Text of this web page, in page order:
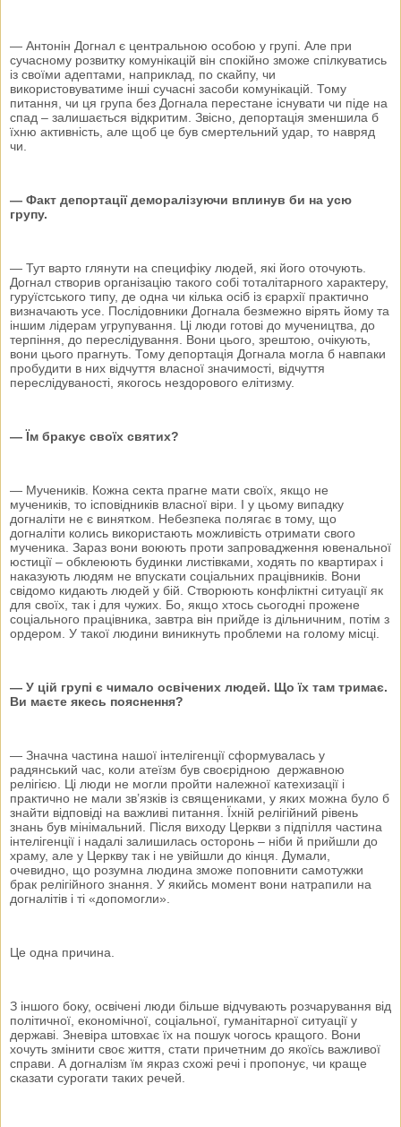
— Антонін Догнал є центральною особою у групі. Але при
сучасному розвитку комунікацій він спокійно зможе спілкуватись
із своїми адептами, наприклад, по скайпу, чи
використовуватиме інші сучасні засоби комунікацій. Тому
питання, чи ця група без Догнала перестане існувати чи піде на
спад – залишається відкритим. Звісно, депортація зменшила б
їхню активність, але щоб це був смертельний удар, то навряд
чи.
— Факт депортації деморалізуючи вплинув би на усю
групу.
— Тут варто глянути на специфіку людей, які його оточують.
Догнал створив організацію такого собі тоталітарного характеру,
гуруїстського типу, де одна чи кілька осіб із єрархії практично
визначають усе. Послідовники Догнала безмежно вірять йому та
іншим лідерам угрупування. Ці люди готові до мучеництва, до
терпіння, до переслідування. Вони цього, зрештою, очікують,
вони цього прагнуть. Тому депортація Догнала могла б навпаки
пробудити в них відчуття власної значимості, відчуття
переслідуваності, якогось нездорового елітизму.
— Їм бракує своїх святих?
— Мучеників. Кожна секта прагне мати своїх, якщо не
мучеників, то ісповідників власної віри. І у цьому випадку
догналіти не є винятком. Небезпека полягає в тому, що
догналіти колись використають можливість отримати свого
мученика. Зараз вони воюють проти запровадження ювенальної
юстиції – обклеюють будинки листівками, ходять по квартирах і
наказують людям не впускати соціальних працівників. Вони
свідомо кидають людей у бій. Створюють конфліктні ситуації як
для своїх, так і для чужих. Бо, якщо хтось сьогодні прожене
соціального працівника, завтра він прийде із дільничним, потім з
ордером. У такої людини виникнуть проблеми на голому місці.
— У цій групі є чимало освічених людей. Що їх там тримає.
Ви маєте якесь пояснення?
— Значна частина нашої інтелігенції сформувалась у
радянський час, коли атеїзм був своєрідною державною
релігією. Ці люди не могли пройти належної катехизації і
практично не мали зв’язків із священиками, у яких можна було б
знайти відповіді на важливі питання. Їхній релігійний рівень
знань був мінімальний. Після виходу Церкви з підпілля частина
інтелігенції і надалі залишилась осторонь – ніби й прийшли до
храму, але у Церкву так і не увійшли до кінця. Думали,
очевидно, що розумна людина зможе поповнити самотужки
брак релігійного знання. У якийсь момент вони натрапили на
догналітів і ті «допомогли».
Це одна причина.
З іншого боку, освічені люди більше відчувають розчарування від
політичної, економічної, соціальної, гуманітарної ситуації у
державі. Зневіра штовхає їх на пошук чогось кращого. Вони
хочуть змінити своє життя, стати причетним до якоїсь важливої
справи. А догналізм їм якраз схожі речі і пропонує, чи краще
сказати сурогати таких речей.